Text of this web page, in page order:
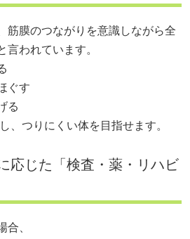
筋膜のつながりを意識しながら全
言われています。
ぐす
る
、つりにくい体を目指せます。
応じた「検査・薬・リハビ
合、